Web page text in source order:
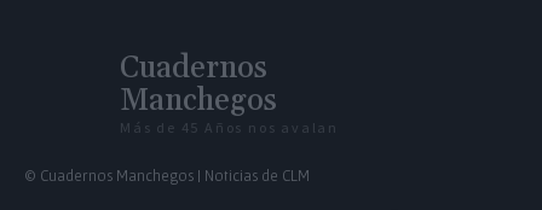
Cuadernos
Manchegos
Más de 45 Años nos avalan
© Cuadernos Manchegos | Noticias de CLM